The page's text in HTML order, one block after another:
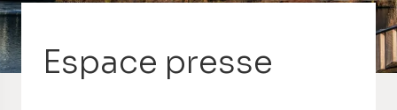
Espace presse